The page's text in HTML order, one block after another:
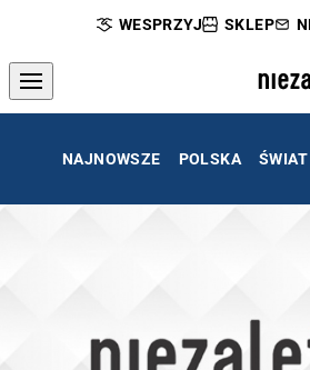
WESPRZYJ SKLEP
NAJNOWSZE POLSKA ŚWIAT